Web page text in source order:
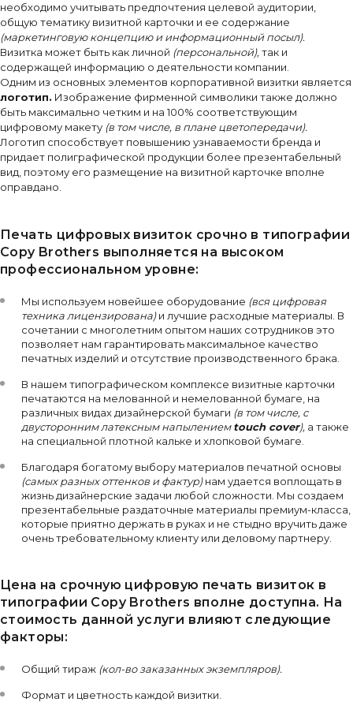
необходимо учитывать предпочтения целевой аудитории,
общую тематику визитной карточки и ее содержание
(маркетинговую концепцию и информационный посыл).
Визитка может быть как личной (персональной), так и
содержащей информацию о деятельности компании.
Одним из основных элементов корпоративной визитки является
логотип. Изображение фирменной символики также должно
быть максимально четким и на 100% соответствующим
цифровому макету (в том числе, в плане цветопередачи).
Логотип способствует повышению узнаваемости бренда и
придает полиграфической продукции более презентабельный
вид, поэтому его размещение на визитной карточке вполне
оправдано.
Печать цифровых визиток срочно в типографии
Copy Brothers выполняется на высоком
профессиональном уровне:
Мы используем новейшее оборудование (вся цифровая
техника лицензирована)и лучшие расходные материалы. В
сочетании с многолетним опытом наших сотрудников это
позволяет нам гарантировать максимальное качество
печатных изделий и отсутствие производственного брака.
В нашем типографическом комплексе визитные карточки
печатаются на мелованной и немелованной бумаге, на
различных видах дизайнерской бумаги (в том числе, с
двусторонним латексным напылениемtouch cover), а также
на специальной плотной кальке и хлопковой бумаге.
Благодаря богатому выбору материалов печатной основы
(самых разных оттенков и фактур)нам удается воплощать в
жизнь дизайнерские задачи любой сложности. Мы создаем
презентабельные раздаточные материалы премиум-класса,
которые приятно держать в руках и не стыдно вручить даже
очень требовательному клиенту или деловому партнеру.
Цена на срочную цифровую печать визиток в
типографии Copy Brothers вполне доступна. На
стоимость данной услуги влияют следующие
факторы:
Общий тираж (кол-во заказанных экземпляров).
Формат и цветность каждой визитки.